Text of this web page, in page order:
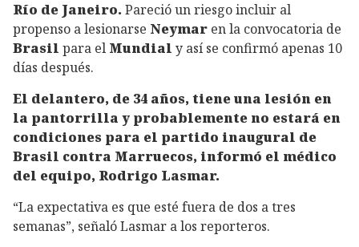
Río de Janeiro. Pareció un riesgo incluir al
propenso a lesionarse Neymar en la convocatoria de
Brasil para el Mundial y así se confirmó apenas 10
días después.
El delantero, de 34 años, tiene una lesión en
la pantorrilla y probablemente no estará en
condiciones para el partido inaugural de
Brasil contra Marruecos, informó el médico
del equipo, Rodrigo Lasmar.
“La expectativa es que esté fuera de dos a tres
semanas”, señaló Lasmar a los reporteros.